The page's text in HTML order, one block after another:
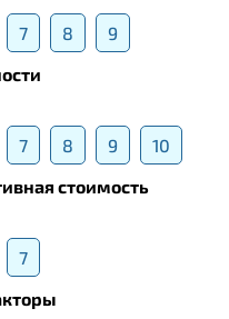
7 8
9
7 8 9
10
стоимость
7